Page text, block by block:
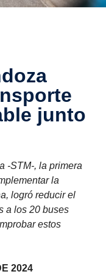
junto
-STM-, la primera
la
logró reducir el
a los 20 buses
estos
2024